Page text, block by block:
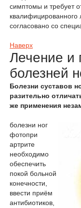
симптомы и требует
квалифицированного
согласовано со
Наверх
Лечение и
болезней
Болезни суставов
разительно
же применения
болезни ног
фотопри
артрите
необходимо
обеспечить
покой больной
конечности,
ввести приём
антибиотиков,